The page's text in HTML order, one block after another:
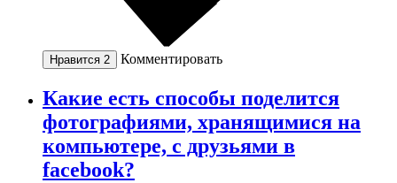
Нравится 2 Комментировать
Какие есть способы поделится
фотографиями, хранящимися на
компьютере, с друзьями в
facebook?